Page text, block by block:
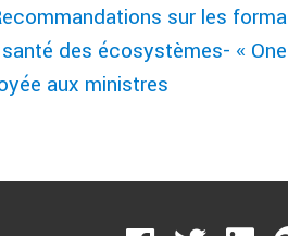
sur les
des écosystèmes- «
aux ministres